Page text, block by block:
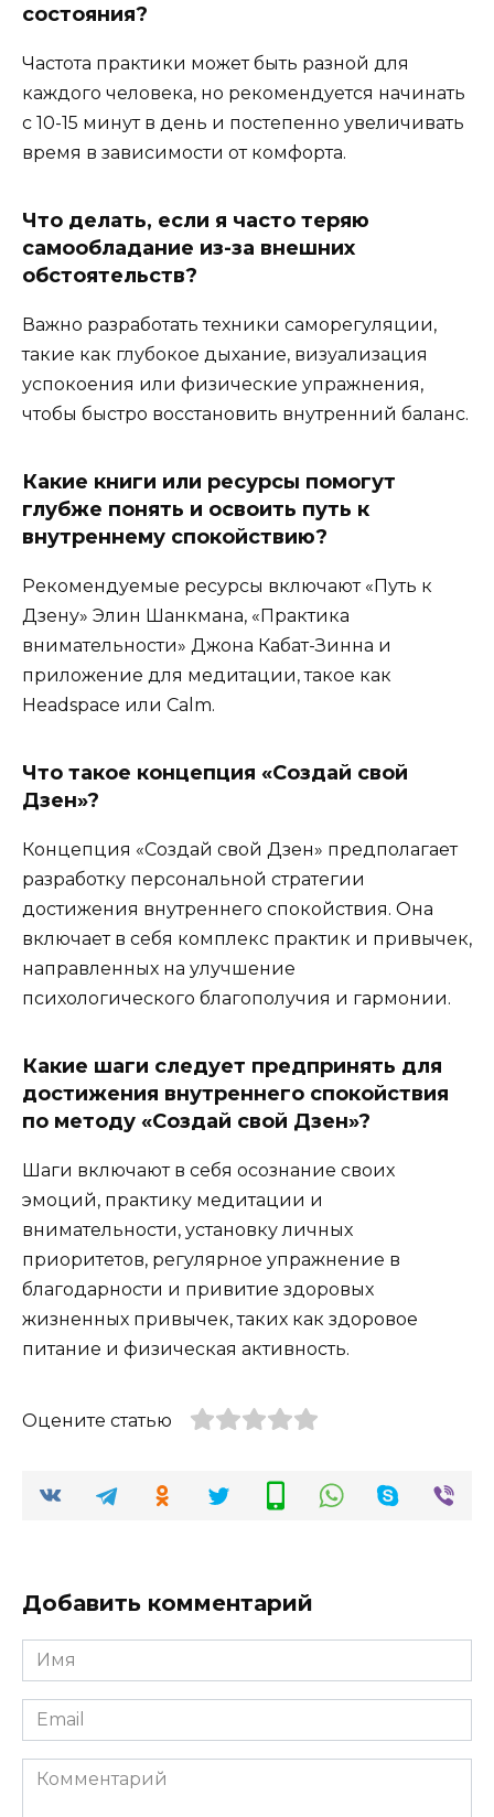
состояния?
Частота практики может быть разной для
каждого человека, но рекомендуется начинать
с 10-15 минут в день и постепенно увеличивать
время в зависимости от комфорта.
Что делать, если я часто теряю
самообладание из-за внешних
обстоятельств?
Важно разработать техники саморегуляции,
такие как глубокое дыхание, визуализация
успокоения или физические упражнения,
чтобы быстро восстановить внутренний баланс.
Какие книги или ресурсы помогут
глубже понять и освоить путь к
внутреннему спокойствию?
Рекомендуемые ресурсы включают «Путь к
Дзену» Элин Шанкмана, «Практика
внимательности» Джона Кабат-Зинна и
приложение для медитации, такое как
Headspace или Calm.
Что такое концепция «Создай свой
Дзен»?
Концепция «Создай свой Дзен» предполагает
разработку персональной стратегии
достижения внутреннего спокойствия. Она
включает в себя комплекс практик и привычек,
направленных на улучшение
психологического благополучия и гармонии.
Какие шаги следует предпринять для
достижения внутреннего спокойствия
по методу «Создай свой Дзен»?
Шаги включают в себя осознание своих
эмоций, практику медитации и
внимательности, установку личных
приоритетов, регулярное упражнение в
благодарности и привитие здоровых
жизненных привычек, таких как здоровое
питание и физическая активность.
Оцените статью
Добавить комментарий
Имя
*
Email
*
Комментарий